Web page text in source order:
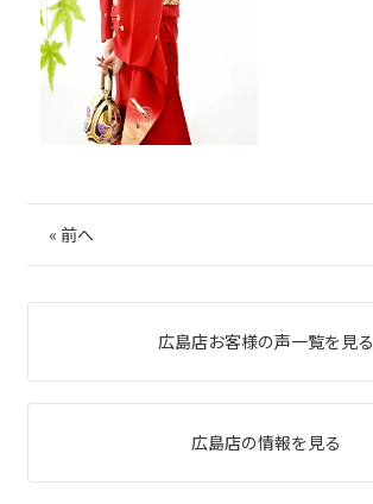
« 前へ
広島店お客様の声一覧を見る
広島店の情報を見る